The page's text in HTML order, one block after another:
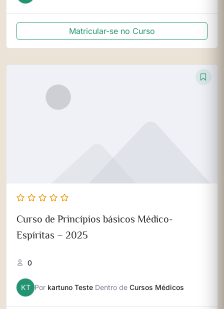
Matricular-se no Curso
Curso de Princípios básicos Médico-
Espíritas – 2025
0
KT Por kartuno Teste Dentro de Cursos Médicos